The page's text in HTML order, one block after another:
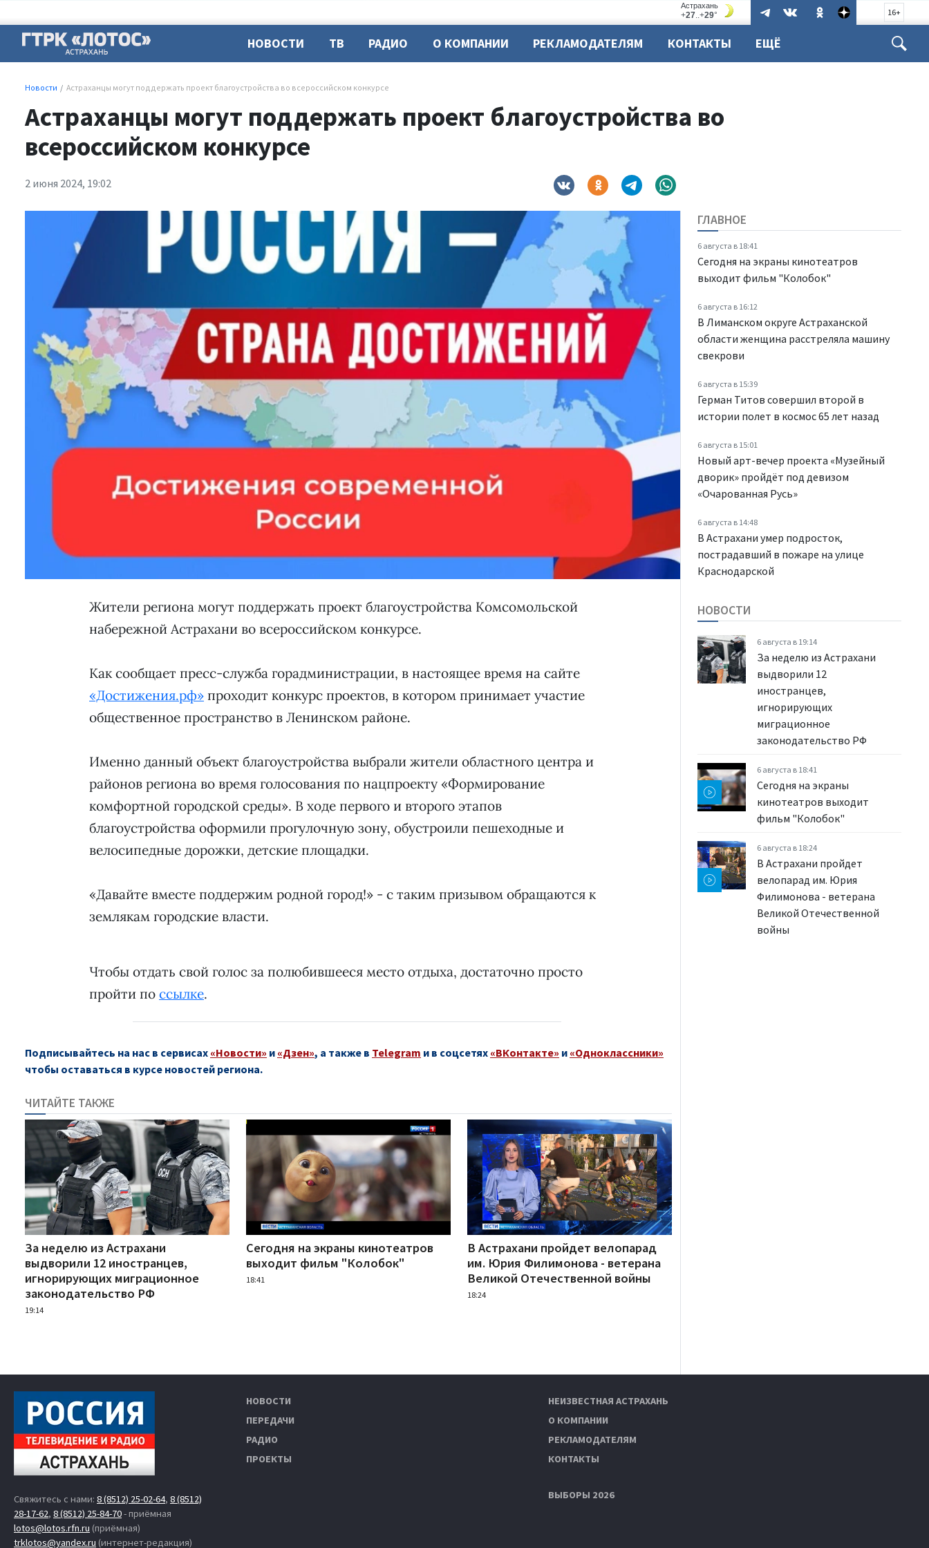
16+
НОВОСТИ ТВ РАДИО О КОМПАНИИ РЕКЛАМОДАТЕЛЯМ КОНТАКТЫ ЕЩЁ
Новости Астраханцы могут поддержать проект благоустройства во всероссийском конкурсе
Астраханцы могут поддержать проект благоустройства во
всероссийском конкурсе
2 июня 2024, 19:02
ГЛАВНОЕ
6 августа в 18:41
Сегодня на экраны кинотеатров
выходит фильм "Колобок"
6 августа в 16:12
В Лиманском округе Астраханской
области женщина расстреляла машину
свекрови
6 августа в 15:39
Герман Титов совершил второй в
истории полет в космос 65 лет назад
6 августа в 15:01
Новый арт-вечер проекта «Музейный
дворик» пройдёт под девизом
«Очарованная Русь»
6 августа в 14:48
В Астрахани умер подросток,
пострадавший в пожаре на улице
Краснодарской
Жители региона могут поддержать проект благоустройства Комсомольской
набережной Астрахани во всероссийском конкурсе.
Как сообщает пресс-служба горадминистрации, в настоящее время на сайте
«Достижения.рф» проходит конкурс проектов, в котором принимает участие
общественное пространство в Ленинском районе.
Именно данный объект благоустройства выбрали жители областного центра и
районов региона во время голосования по нацпроекту «Формирование
комфортной городской среды». В ходе первого и второго этапов
благоустройства оформили прогулочную зону, обустроили пешеходные и
велосипедные дорожки, детские площадки.
«Давайте вместе поддержим родной город!» - с таким призывом обращаются к
землякам городские власти.
Чтобы отдать свой голос за полюбившееся место отдыха, достаточно просто
пройти по ссылке.
Подписывайтесь на нас в сервисах «Новости» и «Дзен», а также в Telegram и в соцсетях «ВКонтакте» и «Одноклассники»
чтобы оставаться в курсе новостей региона.
ЧИТАЙТЕ ТАКЖЕ
За неделю из Астрахани
выдворили 12 иностранцев,
игнорирующих миграционное
законодательство РФ
19:14
Сегодня на экраны кинотеатров
выходит фильм "Колобок"
18:41
В Астрахани пройдет велопарад
им. Юрия Филимонова - ветерана
Великой Отечественной войны
18:24
НОВОСТИ
6 августа в 19:14
За неделю из Астрахани
выдворили 12
иностранцев,
игнорирующих
миграционное
законодательство РФ
6 августа в 18:41
Сегодня на экраны
кинотеатров выходит
фильм "Колобок"
6 августа в 18:24
В Астрахани пройдет
велопарад им. Юрия
Филимонова - ветерана
Великой Отечественной
войны
Свяжитесь с нами: 8 (8512) 25-02-64, 8 (8512)
28-17-62, 8 (8512) 25-84-70- приёмная
lotos@lotos.rfn.ru (приёмная)
trklotos@yandex.ru (интернет-редакция)
НОВОСТИ
ПЕРЕДАЧИ
РАДИО
ПРОЕКТЫ
НЕИЗВЕСТНАЯ АСТРАХАНЬ
О КОМПАНИИ
РЕКЛАМОДАТЕЛЯМ
КОНТАКТЫ
ВЫБОРЫ 2026